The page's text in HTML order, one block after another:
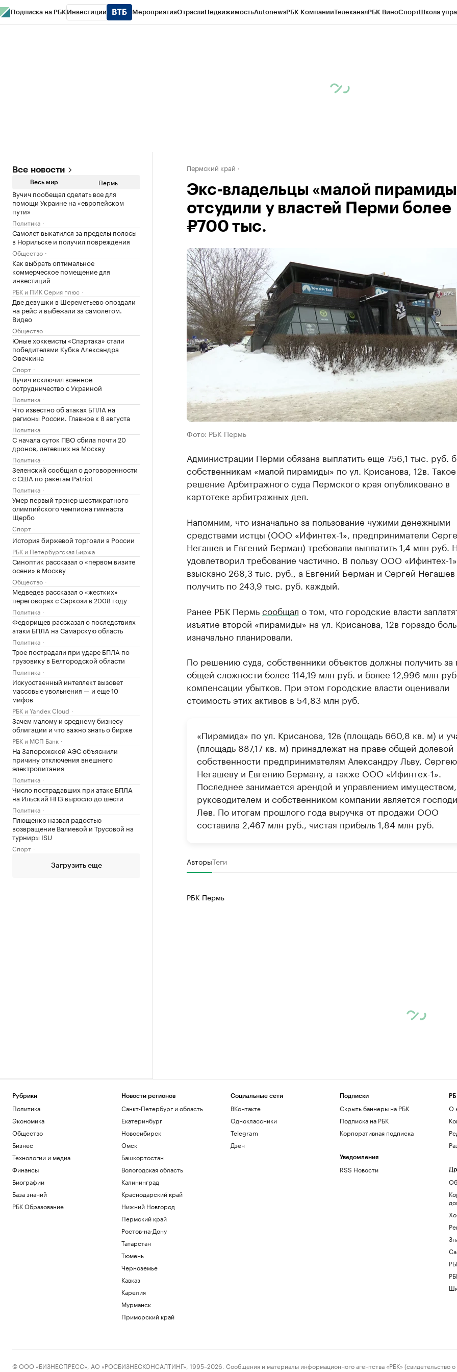
Подписка на РБК Инвестиции МероприятияОтраслиНедвижимостьAutonewsРБК КомпанииТелеканалРБК ВиноСпортШкола
Все новости
Весь мир Пермь
Вучич пообещал сделать все для
помощи Украине на «европейском
пути»
Политика
Самолет выкатился за пределы полосы
в Норильске и получил повреждения
Общество
Как выбрать оптимальное
коммерческое помещение для
инвестиций
РБК и ПИК Серия плюс
Две девушки в Шереметьево опоздали
на рейс и выбежали за самолетом.
Видео
Общество
Юные хоккеисты «Спартака» стали
победителями Кубка Александра
Овечкина
Спорт
Вучич исключил военное
сотрудничество с Украиной
Политика
Что известно об атаках БПЛА на
регионы России. Главное к 8 августа
Политика
С начала суток ПВО сбила почти 20
дронов, летевших на Москву
Политика
Зеленский сообщил о договоренности
с США по ракетам Patriot
Политика
Умер первый тренер шестикратного
олимпийского чемпиона гимнаста
Щербо
Спорт
История биржевой торговли в России
РБК и Петербургская Биржа
Синоптик рассказал о «первом визите
осени» в Москву
Общество
Медведев рассказал о «жестких»
переговорах с Саркози в 2008 году
Политика
Федорищев рассказал о последствиях
атаки БПЛА на Самарскую область
Политика
Трое пострадали при ударе БПЛА по
грузовику в Белгородской области
Политика
Искусственный интеллект вызовет
массовые увольнения — и еще 10
мифов
РБК и Yandex Cloud
Зачем малому и среднему бизнесу
облигации и что важно знать о бирже
РБК и МСП Банк
На Запорожской АЭС объяснили
причину отключения внешнего
электропитания
Политика
Число пострадавших при атаке БПЛА
на Ильский НПЗ выросло до шести
Политика
Плющенко назвал радостью
возвращение Валиевой и Трусовой на
турниры ISU
Спорт
Загрузить еще
Пермский край
Экс-владельцы «малой
отсудили у властей Перми более
₽700 тыс.
Фото: РБК Пермь
Администрации Перми обязана выплатить еще 756,1 тыс. руб.
собственникам «малой пирамиды» по ул. Крисанова, 12в. Такое
решение Арбитражного суда Пермского края опубликовано в
картотеке арбитражных дел.
Напомним, что изначально за пользование чужими денежными
средствами истцы (ООО «Ифинтех-1», предприниматели
Негашев и Евгений Берман) требовали выплатить 1,4 млн руб.
удовлетворил требование частично. В пользу ООО «Ифинтех-1»
взыскано 268,3 тыс. руб., а Евгений Берман и Сергей
получить по 243,9 тыс. руб. каждый.
Ранее РБК Пермьсообщал о том, что городские власти
изъятие второй «пирамиды» на ул. Крисанова, 12в гораздо
изначально планировали.
По решению суда, собственники объектов должны получить за
общей сложности более 114,19 млн руб. и более 12,996 млн руб.
компенсации убытков. При этом городские власти оценивали
стоимость этих активов в 54,83 млн руб.
«Пирамида» по ул. Крисанова, 12в (площадь 660,8 кв. м) и
(площадь 887,17 кв. м) принадлежат на праве общей долевой
собственности предпринимателям Александру Льву, Сергею
Негашеву и Евгению Берману, а также ООО «Ифинтех-1».
Последнее занимается арендой и управлением имуществом,
руководителем и собственником компании является
Лев. По итогам прошлого года выручка от продажи ООО
составила 2,467 млн руб., чистая прибыль 1,84 млн руб.
АвторыТеги
РБК Пермь
Рубрики
Политика
Экономика
Общество
Бизнес
Технологии и медиа
Финансы
Биографии
База знаний
РБК Образование
Новости регионов
Санкт-Петербург и область
Екатеринбург
Новосибирск
Омск
Башкортостан
Вологодская область
Калининград
Краснодарский край
Нижний Новгород
Пермский край
Ростов-на-Дону
Татарстан
Тюмень
Черноземье
Кавказ
Карелия
Мурманск
Приморский край
Социальные сети
ВКонтакте
Одноклассники
Telegram
Дзен
Подписки
Скрыть баннеры на РБК
Подписка на РБК
Корпоративная подписка
Уведомления
RSS Новости
О
© ООО «БИЗНЕСПРЕСС», АО «РОСБИЗНЕСКОНСАЛТИНГ», 1995–2026. Сообщения и материалы информационного агентства «РБК» (свидетельство о